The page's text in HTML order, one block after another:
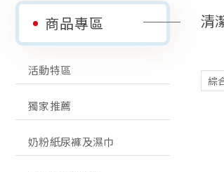
商品專區
活動特區
獨家推薦
奶粉紙尿褲及濕巾
清